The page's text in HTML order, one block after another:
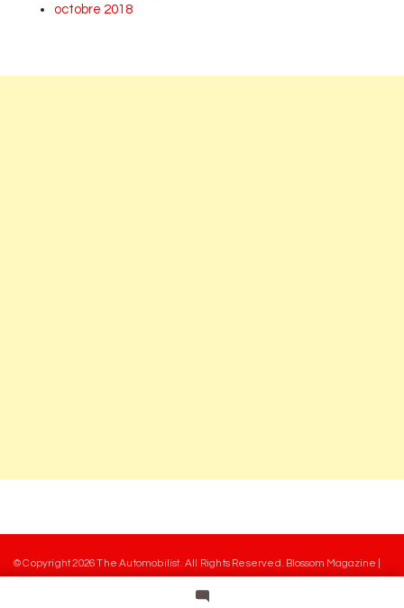
octobre 2018
© Copyright 2026The Automobilist. All Rights Reserved. Blossom Magazine |
Charte des commentaires